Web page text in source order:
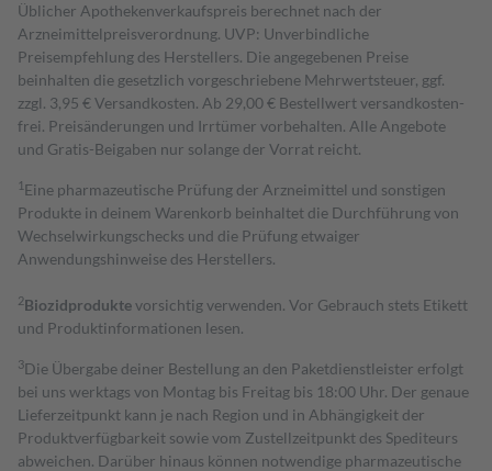
Üblicher Apothekenverkaufspreis berechnet nach der
Arzneimittelpreisverordnung. UVP: Unverbindliche
Preisempfehlung des Herstellers. Die angegebenen Preise
beinhalten die gesetzlich vorgeschriebene Mehrwertsteuer, ggf.
zzgl. 3,95 € Versandkosten. Ab 29,00 € Bestell­wert versand­kosten­
frei. Preisänderungen und Irrtümer vorbehalten. Alle Angebote
und Gratis-Beigaben nur solange der Vorrat reicht.
1 Eine pharmazeutische Prüfung der Arzneimittel und sonstigen
Produkte in deinem Warenkorb beinhaltet die Durchführung von
Wechselwirkungschecks und die Prüfung etwaiger
Anwendungshinweise des Herstellers.
2Biozidproduktevorsichtig verwenden. Vor Gebrauch stets Etikett
und Produktinformationen lesen.
3Die Übergabe deiner Bestellung an den Paketdienstleister erfolgt
bei uns werktags von Montag bis Freitag bis 18:00 Uhr. Der genaue
Lieferzeitpunkt kann je nach Region und in Abhängigkeit der
Produktverfügbarkeit sowie vom Zustellzeitpunkt des Spediteurs
abweichen. Darüber hinaus können notwendige pharmazeutische